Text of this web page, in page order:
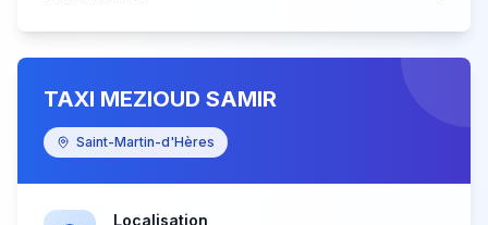
TAXI MEZIOUD SAMIR
Saint-Martin-d'Hères
Localisation